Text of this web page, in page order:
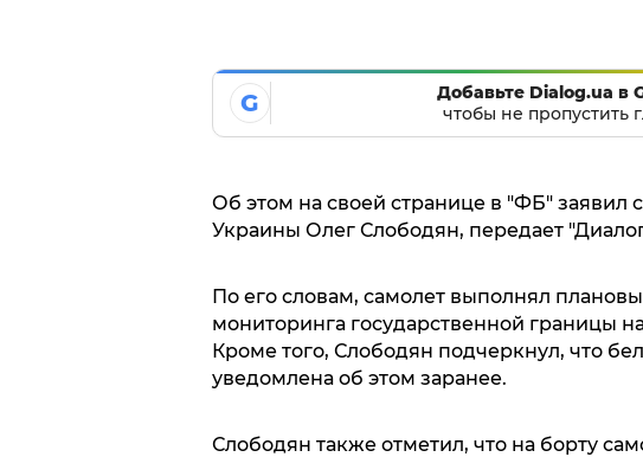
G
Добавьте Dialog.ua в
чтобы не пропустить
Об этом на своей странице в "ФБ" заявил
Украины Олег Слободян, передает
По его словам, самолет выполнял
мониторинга государственной границы
Кроме того, Слободян подчеркнул, что
уведомлена об этом заранее.
Слободян также отметил, что на борту